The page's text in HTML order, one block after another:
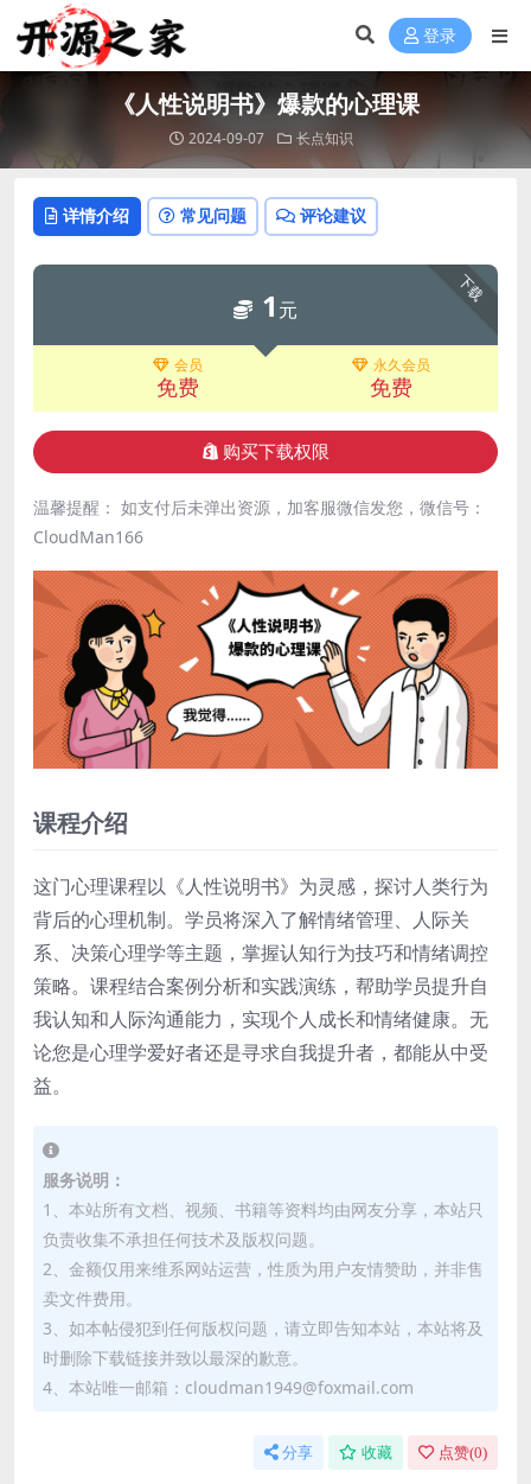
登录
《人性说明书》爆款的心理课
2024-09-07 长点知识
详情介绍 常见问题 评论建议
下载
1 元
会员
免费
永久会员
免费
购买下载权限
温馨提醒： 如支付后未弹出资源，加客服微信发您，微信号：
CloudMan166
课程介绍
这门心理课程以《人性说明书》为灵感，探讨人类行为
背后的心理机制。学员将深入了解情绪管理、人际关
系、决策心理学等主题，掌握认知行为技巧和情绪调控
策略。课程结合案例分析和实践演练，帮助学员提升自
我认知和人际沟通能力，实现个人成长和情绪健康。无
论您是心理学爱好者还是寻求自我提升者，都能从中受
益。
服务说明：
1、本站所有文档、视频、书籍等资料均由网友分享，本站只
负责收集不承担任何技术及版权问题。
2、金额仅用来维系网站运营，性质为用户友情赞助，并非售
卖文件费用。
3、如本帖侵犯到任何版权问题，请立即告知本站，本站将及
时删除下载链接并致以最深的歉意。
4、本站唯一邮箱：cloudman1949@foxmail.com
分享 收藏 点赞(0)